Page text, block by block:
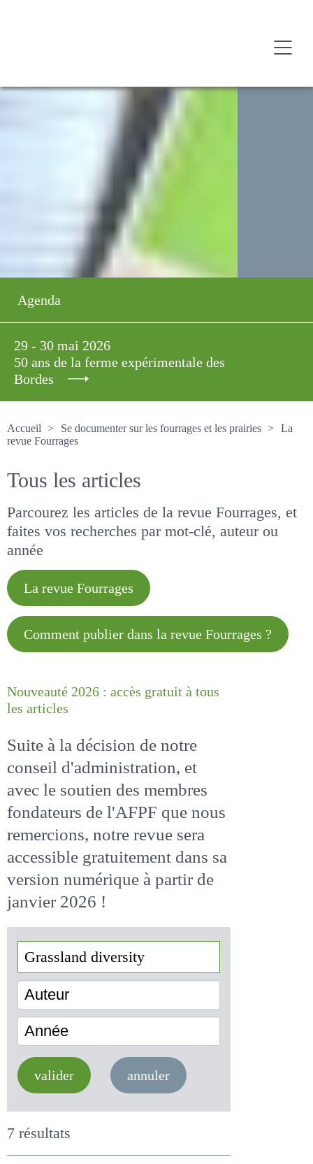
Agenda
29 - 30 mai 2026
50 ans de la ferme expérimentale des
Bordes
Accueil
Se documenter sur les fourrages et les prairies
La revue Fourrages
Tous les articles
Parcourez les articles de la revue Fourrages, et
faites vos recherches par mot-clé, auteur ou
année
La revue Fourrages
Comment publier dans la revue
Nouveauté 2026 : accès gratuit à
Suite à la décision de notre
conseil d'administration, et
avec le soutien des membres
fondateurs de l'AFPF que nous
remercions, notre revue sera
accessiblegratuitementdans
sa version numérique
de janvier 2026 !
Auteur
valider annuler
7 résultats